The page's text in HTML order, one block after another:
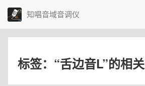
知唱音域音调仪
标签：“舌边音L”的相